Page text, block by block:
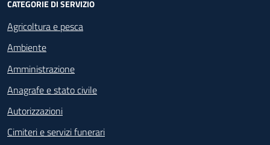
CATEGORIE DI SERVIZIO
Agricoltura e pesca
Ambiente
Amministrazione
Anagrafe e stato civile
Autorizzazioni
Cimiteri e servizi funerari